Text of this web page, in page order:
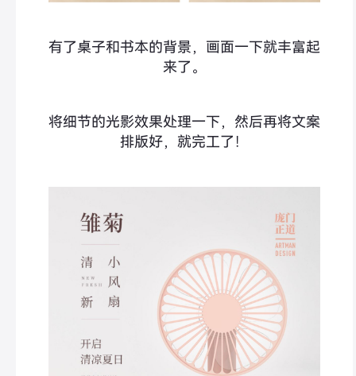
有了桌子和书本的背景，画面一下就丰富起
来了。
将细节的光影效果处理一下，然后再将文案
排版好，就完工了！